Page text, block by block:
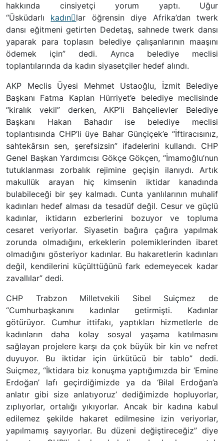
hakkında cinsiyetçi yorum yaptı. Uğur
“Üsküdarlı kadın lar öğrensin diye Afrika’dan twerk
dansı eğitmeni getirten Dedetaş, sahnede twerk dansı
yaparak para toplasın belediye çalışanlarının maaşını
ödemek için” dedi. Ayrıca belediye meclisi
toplantılarında da kadın siyasetçiler hedef alındı.
AKP Meclis Üyesi Mehmet Ustaoğlu, İzmit Belediye
Başkanı Fatma Kaplan Hürriyet’e belediye meclisinde
“kiralık vekil” derken, AKP’li Bahçelievler Belediye
Başkanı Hakan Bahadır ise belediye meclisi
toplantısında CHP’li üye Bahar Günçiçek’e “İftiracısınız,
sahtekârsın sen, şerefsizsin” ifadelerini kullandı. CHP
Genel Başkan Yardımcısı Gökçe Gökçen, “İmamoğlu’nun
tutuklanması zorbalık rejimine geçişin ilanıydı. Artık
makullük arayan hiç kimsenin iktidar kanadında
bulabileceği bir şey kalmadı. Cunta yanlılarının muhalif
kadınları hedef alması da tesadüf değil. Cesur ve güçlü
kadınlar, iktidarın ezberlerini bozuyor ve topluma
cesaret veriyorlar. Siyasetin bağıra çağıra yapılmak
zorunda olmadığını, erkeklerin polemiklerinden ibaret
olmadığını gösteriyor kadınlar. Bu hakaretlerin kadınları
değil, kendilerini küçülttüğünü fark edemeyecek kadar
zavallılar” dedi.
CHP Trabzon Milletvekili Sibel Suiçmez de
“Cumhurbaşkanını kadınlar getirmişti. Kadınlar
götürüyor. Cumhur ittifakı, yaptıkları hizmetlerle de
kadınların daha kolay sosyal yaşama katılmasını
sağlayan projelere karşı da çok büyük bir kin ve nefret
duyuyor. Bu iktidar için ürkütücü bir tablo” dedi.
Suiçmez, “İktidara biz konuşma yaptığımızda bir ‘Emine
Erdoğan’ lafı geçirdiğimizde ya da ‘Bilal Erdoğan’a
anlatır gibi size anlatıyoruz’ dediğimizde hopluyorlar,
zıplıyorlar, ortalığı yıkıyorlar. Ancak bir kadına kabul
edilemez şekilde hakaret edilmesine izin veriyorlar,
yapılmamış sayıyorlar. Bu düzeni değiştireceğiz” diye